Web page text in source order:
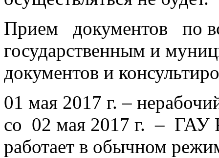
Прием документов по
государственным и
документов и
01 мая 2017 г. –
со 02 мая 2017 г. – ГАУ
работает в обычном